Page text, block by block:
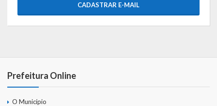
CADASTRAR E-MAIL
Prefeitura Online
O Município